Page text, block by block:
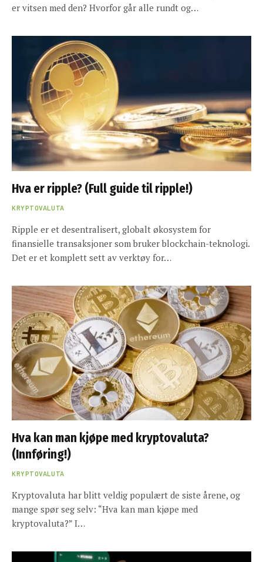
er vitsen med den? Hvorfor går alle rundt og…
Hva er ripple? (Full guide til ripple!)
KRYPTOVALUTA
Ripple er et desentralisert, globalt økosystem for
finansielle transaksjoner som bruker blockchain-teknologi.
Det er et komplett sett av verktøy for…
Hva kan man kjøpe med kryptovaluta?
(Innføring!)
KRYPTOVALUTA
Kryptovaluta har blitt veldig populært de siste årene, og
mange spør seg selv: “Hva kan man kjøpe med
kryptovaluta?” I…